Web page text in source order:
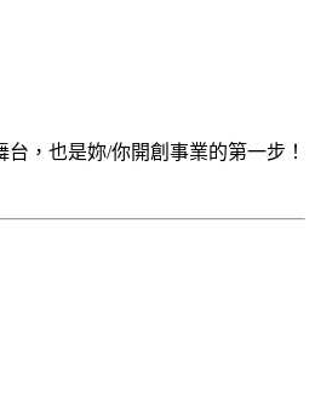
，也是妳/你開創事業的第一步！